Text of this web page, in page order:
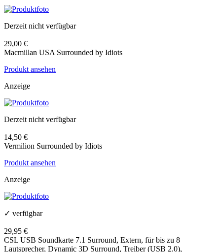
Derzeit nicht verfügbar
29,00 €
Macmillan USA Surrounded by Idiots
Produkt ansehen
Anzeige
Derzeit nicht verfügbar
14,50 €
Vermilion Surrounded by Idiots
Produkt ansehen
Anzeige
✓ verfügbar
29,95 €
CSL USB Soundkarte 7.1 Surround, Extern, für bis zu 8
Lautsprecher, Dynamic 3D Surround, Treiber (USB 2.0),